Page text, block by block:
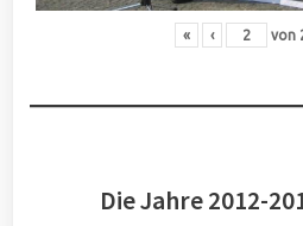
« ‹ von
Die Jahre 2012-